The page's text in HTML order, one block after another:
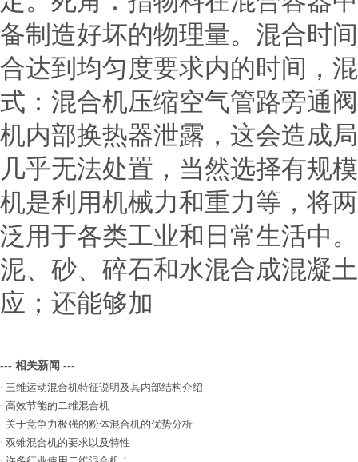
备制造好坏的物理量。混合时
合达到均匀度要求内的时间，
式：混合机压缩空气管路旁通
机内部换热器泄露，这会造成
几乎无法处置，当然选择有
机是利用机械力和重力等，将
泛用于各类工业和日常生活中
泥、砂、碎石和水混合成混凝
应；还能够加
--- 相关新闻 ---
· 三维运动混合机特征说明及其内部结构介绍
· 高效节能的二维混合机
· 关于竞争力极强的粉体混合机的优势分析
· 双锥混合机的要求以及特性